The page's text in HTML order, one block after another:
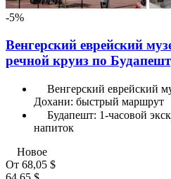
-5%
Венгерский еврейский
речной круиз по
Венгерский еврейский
Дохани: быстрый маршрут
Будапешт: 1-часовой
напиток
Новое
От 68,05 $